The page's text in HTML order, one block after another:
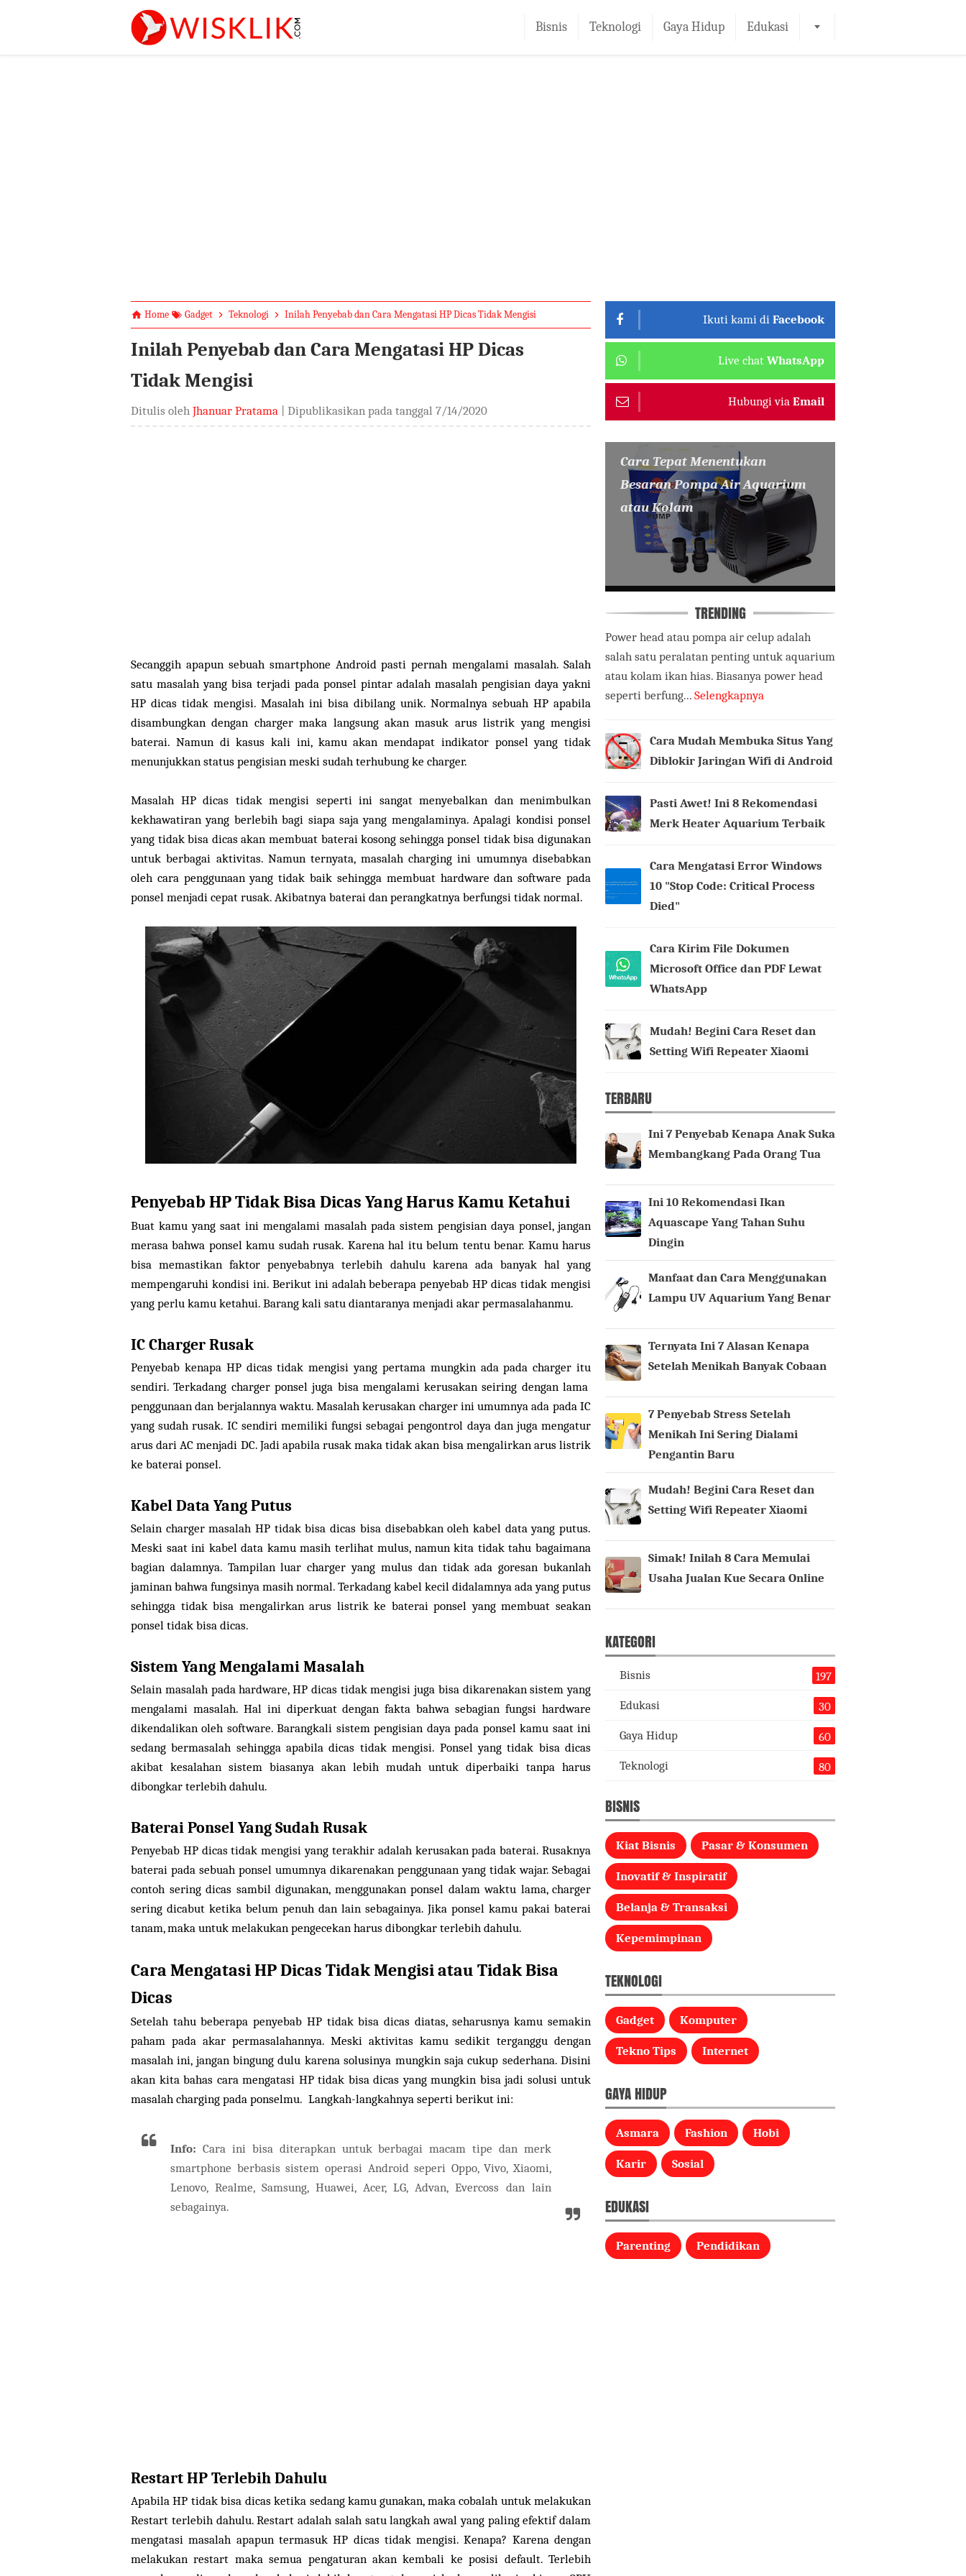
Bisnis Teknologi Gaya Hidup Edukasi
Home Gadget Teknologi Inilah Penyebab dan Cara Mengatasi HP Dicas Tidak Mengisi
Inilah Penyebab dan Cara Mengatasi HP Dicas
Tidak Mengisi
Ditulis oleh Jhanuar Pratama | Dipublikasikan pada tanggal 7/14/2020
Secanggih apapun sebuah smartphone Android pasti pernah mengalami masalah. Salah
satu masalah yang bisa terjadi pada ponsel pintar adalah masalah pengisian daya yakni
HP dicas tidak mengisi. Masalah ini bisa dibilang unik. Normalnya sebuah HP apabila
disambungkan dengan charger maka langsung akan masuk arus listrik yang mengisi
baterai. Namun di kasus kali ini, kamu akan mendapat indikator ponsel yang tidak
menunjukkan status pengisian meski sudah terhubung ke charger.
Masalah HP dicas tidak mengisi seperti ini sangat menyebalkan dan menimbulkan
kekhawatiran yang berlebih bagi siapa saja yang mengalaminya. Apalagi kondisi ponsel
yang tidak bisa dicas akan membuat baterai kosong sehingga ponsel tidak bisa digunakan
untuk berbagai aktivitas. Namun ternyata, masalah charging ini umumnya disebabkan
oleh cara penggunaan yang tidak baik sehingga membuat hardware dan software pada
ponsel menjadi cepat rusak. Akibatnya baterai dan perangkatnya berfungsi tidak normal.
Penyebab HP Tidak Bisa Dicas Yang Harus Kamu Ketahui
Buat kamu yang saat ini mengalami masalah pada sistem pengisian daya ponsel, jangan
merasa bahwa ponsel kamu sudah rusak. Karena hal itu belum tentu benar. Kamu harus
bisa memastikan faktor penyebabnya terlebih dahulu karena ada banyak hal yang
mempengaruhi kondisi ini. Berikut ini adalah beberapa penyebab HP dicas tidak mengisi
yang perlu kamu ketahui. Barang kali satu diantaranya menjadi akar permasalahanmu.
IC Charger Rusak
Penyebab kenapa HP dicas tidak mengisi yang pertama mungkin ada pada charger itu
sendiri. Terkadang charger ponsel juga bisa mengalami kerusakan seiring dengan lama
penggunaan dan berjalannya waktu. Masalah kerusakan charger ini umumnya ada pada IC
yang sudah rusak. IC sendiri memiliki fungsi sebagai pengontrol daya dan juga mengatur
arus dari AC menjadi DC. Jadi apabila rusak maka tidak akan bisa mengalirkan arus listrik
ke baterai ponsel.
Kabel Data Yang Putus
Selain charger masalah HP tidak bisa dicas bisa disebabkan oleh kabel data yang putus.
Meski saat ini kabel data kamu masih terlihat mulus, namun kita tidak tahu bagaimana
bagian dalamnya. Tampilan luar charger yang mulus dan tidak ada goresan bukanlah
jaminan bahwa fungsinya masih normal. Terkadang kabel kecil didalamnya ada yang putus
sehingga tidak bisa mengalirkan arus listrik ke baterai ponsel yang membuat seakan
ponsel tidak bisa dicas.
Sistem Yang Mengalami Masalah
Selain masalah pada hardware, HP dicas tidak mengisi juga bisa dikarenakan sistem yang
mengalami masalah. Hal ini diperkuat dengan fakta bahwa sebagian fungsi hardware
dikendalikan oleh software. Barangkali sistem pengisian daya pada ponsel kamu saat ini
sedang bermasalah sehingga apabila dicas tidak mengisi. Ponsel yang tidak bisa dicas
akibat kesalahan sistem biasanya akan lebih mudah untuk diperbaiki tanpa harus
dibongkar terlebih dahulu.
Baterai Ponsel Yang Sudah Rusak
Penyebab HP dicas tidak mengisi yang terakhir adalah kerusakan pada baterai. Rusaknya
baterai pada sebuah ponsel umumnya dikarenakan penggunaan yang tidak wajar. Sebagai
contoh sering dicas sambil digunakan, menggunakan ponsel dalam waktu lama, charger
sering dicabut ketika belum penuh dan lain sebagainya. Jika ponsel kamu pakai baterai
tanam, maka untuk melakukan pengecekan harus dibongkar terlebih dahulu.
Cara Mengatasi HP Dicas Tidak Mengisi atau Tidak Bisa
Dicas
Setelah tahu beberapa penyebab HP tidak bisa dicas diatas, seharusnya kamu semakin
paham pada akar permasalahannya. Meski aktivitas kamu sedikit terganggu dengan
masalah ini, jangan bingung dulu karena solusinya mungkin saja cukup sederhana. Disini
akan kita bahas cara mengatasi HP tidak bisa dicas yang mungkin bisa jadi solusi untuk
masalah charging pada ponselmu. Langkah-langkahnya seperti berikut ini:
Info: Cara ini bisa diterapkan untuk berbagai macam tipe dan merk
smartphone berbasis sistem operasi Android seperi Oppo, Vivo, Xiaomi,
Lenovo, Realme, Samsung, Huawei, Acer, LG, Advan, Evercoss dan lain
sebagainya.
Restart HP Terlebih Dahulu
Apabila HP tidak bisa dicas ketika sedang kamu gunakan, maka cobalah untuk melakukan
Restart terlebih dahulu. Restart adalah salah satu langkah awal yang paling efektif dalam
mengatasi masalah apapun termasuk HP dicas tidak mengisi. Kenapa? Karena dengan
melakukan restart maka semua pengaturan akan kembali ke posisi default. Terlebih
Ikuti kami di Facebook
Live chat WhatsApp
Hubungi via Email
Cara Tepat Menentukan
Besaran Pompa Air Aquarium
atau Kolam
TRENDING
Power head atau pompa air celup adalah
salah satu peralatan penting untuk aquarium
atau kolam ikan hias. Biasanya power head
seperti berfung... Selengkapnya
Cara Mudah Membuka Situs Yang
Diblokir Jaringan Wifi di Android
Pasti Awet! Ini 8 Rekomendasi
Merk Heater Aquarium Terbaik
Cara Mengatasi Error Windows
10 "Stop Code: Critical Process
Died"
Cara Kirim File Dokumen
Microsoft Office dan PDF Lewat
WhatsApp
Mudah! Begini Cara Reset dan
Setting Wifi Repeater Xiaomi
TERBARU
Ini 7 Penyebab Kenapa Anak Suka
Membangkang Pada Orang Tua
Ini 10 Rekomendasi Ikan
Aquascape Yang Tahan Suhu
Dingin
Manfaat dan Cara Menggunakan
Lampu UV Aquarium Yang Benar
Ternyata Ini 7 Alasan Kenapa
Setelah Menikah Banyak Cobaan
7 Penyebab Stress Setelah
Menikah Ini Sering Dialami
Pengantin Baru
Mudah! Begini Cara Reset dan
Setting Wifi Repeater Xiaomi
Simak! Inilah 8 Cara Memulai
Usaha Jualan Kue Secara Online
KATEGORI
Bisnis 197
Edukasi 30
Gaya Hidup 60
Teknologi 80
BISNIS
Kiat Bisnis Pasar & Konsumen
Inovatif & Inspiratif
Belanja & Transaksi
Kepemimpinan
TEKNOLOGI
Gadget Komputer
Tekno Tips Internet
GAYA HIDUP
Asmara Fashion Hobi
Karir Sosial
EDUKASI
Parenting Pendidikan